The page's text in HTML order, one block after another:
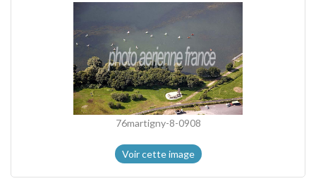
76martigny-8-0908
Voir cette image